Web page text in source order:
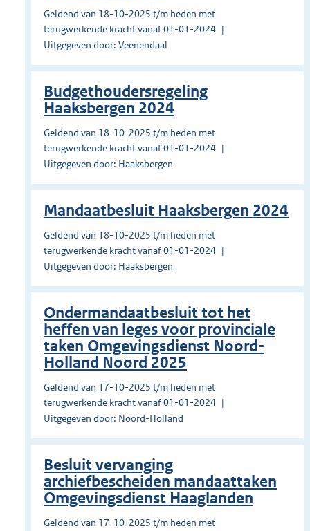
Geldend van 18-10-2025 t/m heden met
terugwerkende kracht vanaf 01-01-2024
Uitgegeven door: Veenendaal
Budgethoudersregeling
Haaksbergen 2024
Geldend van 18-10-2025 t/m heden met
terugwerkende kracht vanaf 01-01-2024
Uitgegeven door: Haaksbergen
Mandaatbesluit Haaksbergen 2024
Geldend van 18-10-2025 t/m heden met
terugwerkende kracht vanaf 01-01-2024
Uitgegeven door: Haaksbergen
Ondermandaatbesluit tot het
heffen van leges voor provinciale
taken Omgevingsdienst Noord-
Holland Noord 2025
Geldend van 17-10-2025 t/m heden met
terugwerkende kracht vanaf 01-01-2024
Uitgegeven door: Noord-Holland
Besluit vervanging
archiefbescheiden mandaattaken
Omgevingsdienst Haaglanden
Geldend van 17-10-2025 t/m heden met